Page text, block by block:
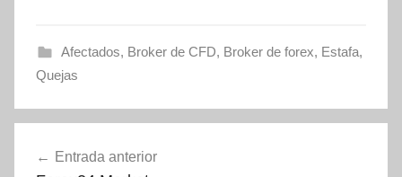
Afectados, Broker de CFD, Broker de forex, Estafa,
Quejas
de
Entrada anterior